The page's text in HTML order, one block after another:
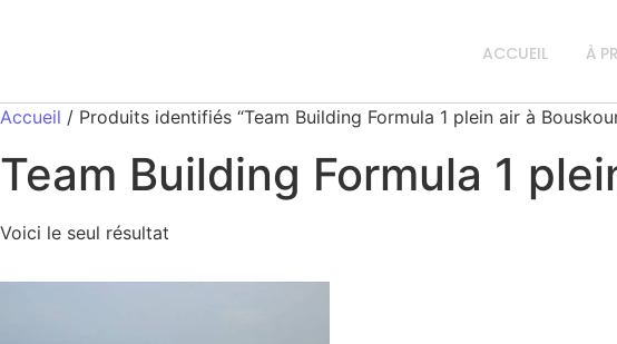
ACCUEIL À
Accueil / Produits identifiés “Team Building Formula 1 plein air à
Team Building Formula 1
Voici le seul résultat